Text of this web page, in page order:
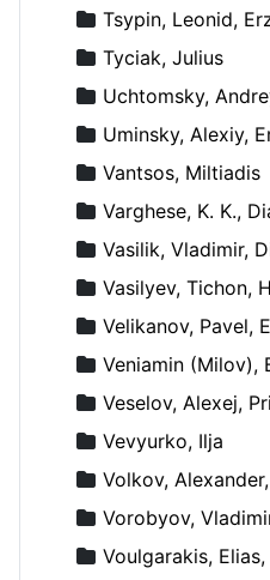
Tsypin, Leonid,
Tyciak, Julius
Uchtomsky,
Uminsky, Alexiy,
Vantsos, Miltiadis
Varghese, K. K.,
Vasilik, Vladimir,
Vasilyev, Tichon,
Velikanov, Pavel,
Veniamin (Milov),
Veselov, Alexej,
Vevyurko, Ilja
Volkov,
Vorobyov,
Voulgarakis, Elias,